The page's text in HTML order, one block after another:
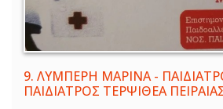
9. ΛΥΜΠΕΡΗ ΜΑΡΙΝΑ -
ΠΑΙΔΙΑΤΡΟΣ ΤΕΡΨΙΘΕΑ